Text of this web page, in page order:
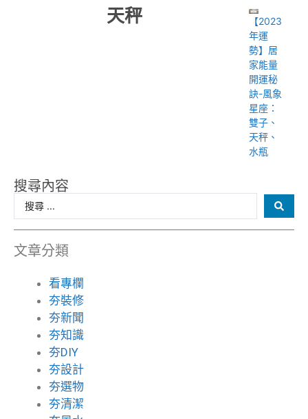
天秤
【2023
年運
勢】居
家能量
開運秘
訣-風象
星座：
雙子、
天秤、
水瓶
搜尋內容
文章分類
看專欄
夯裝修
夯新聞
夯知識
夯DIY
夯設計
夯選物
夯清潔